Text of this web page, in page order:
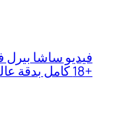
فيديو ساشا بيرل
+18 كامل بدقة عالية